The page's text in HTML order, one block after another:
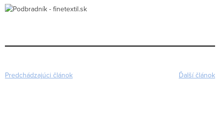
Predchádzajúci článok Ďalší článok